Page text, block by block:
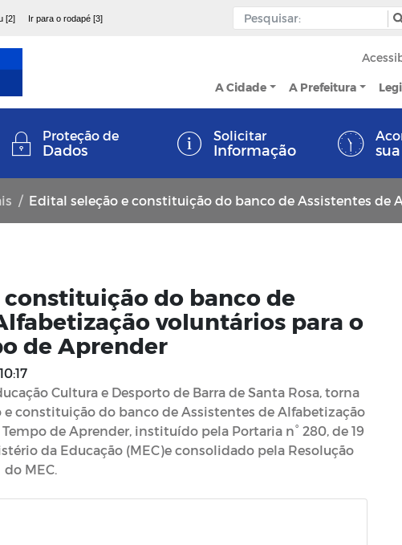
[2] Ir para o rodapé [3]
A Cidade A Prefeitura
Proteção de
Dados
Solicitar
Informação
Edital seleção e constituição do banco de Assistentes de Alfabetização voluntários para o Programa Tempo de
constituição do banco de
voluntários para o
de Aprender
Cultura e Desporto de Barra de Santa Rosa, torna
constituição do banco de Assistentes de Alfabetização
de Aprender, instituído pela Portaria n° 280, de 19
da Educação (MEC)e consolidado pela Resolução
do MEC.